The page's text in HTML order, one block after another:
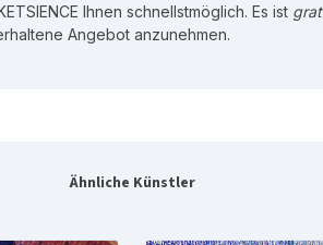
Ihnen schnellstmöglich. Es ist
Angebot anzunehmen.
Ähnliche Künstler